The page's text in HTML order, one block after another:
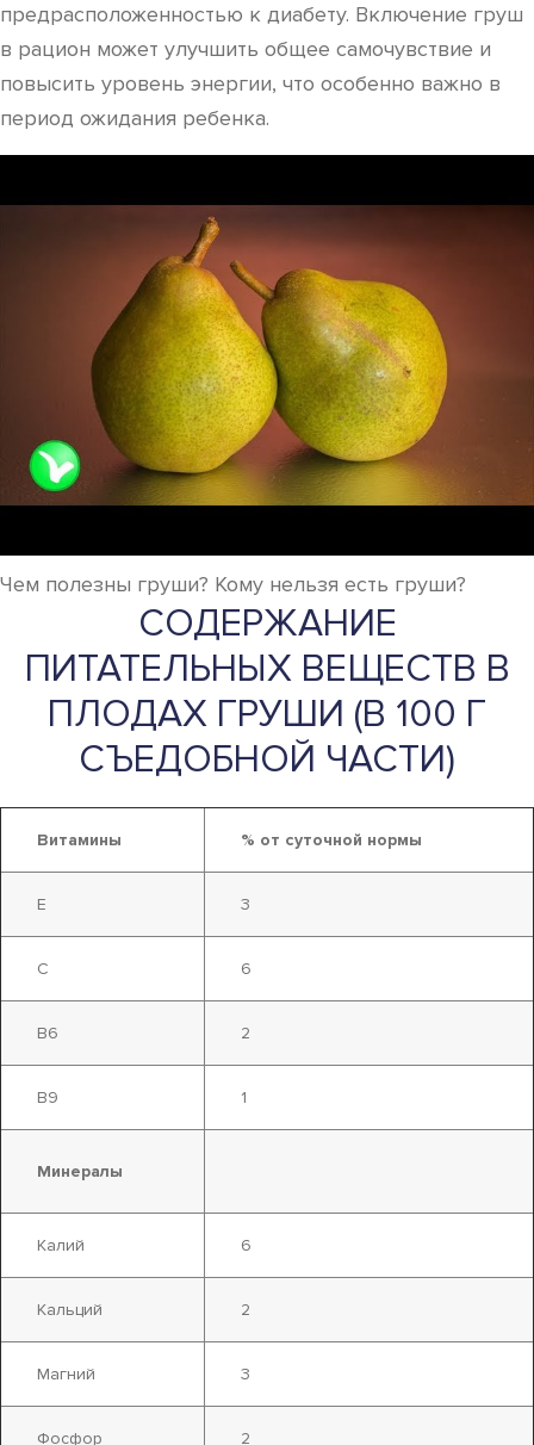
предрасположенностью к диабету. Включение груш
в рацион может улучшить общее самочувствие и
повысить уровень энергии, что особенно важно в
период ожидания ребенка.
Чем полезны груши? Кому нельзя есть груши?
СОДЕРЖАНИЕ
ПИТАТЕЛЬНЫХ ВЕЩЕСТВ В
ПЛОДАХ ГРУШИ (В 100 Г
СЪЕДОБНОЙ ЧАСТИ)
Витамины % от суточной нормы
Е 3
С 6
В6 2
В9 1
Минералы
Калий 6
Кальций 2
Магний 3
Фосфор 2